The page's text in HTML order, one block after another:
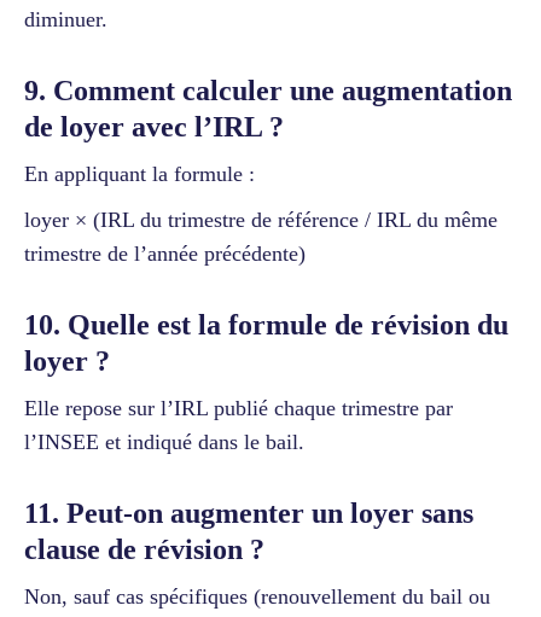
diminuer.
9. Comment calculer une augmentation
de loyer avec l’IRL ?
En appliquant la formule :
loyer × (IRL du trimestre de référence / IRL du même
trimestre de l’année précédente)
10. Quelle est la formule de révision du
loyer ?
Elle repose sur l’IRL publié chaque trimestre par
l’INSEE et indiqué dans le bail.
11. Peut-on augmenter un loyer sans
clause de révision ?
Non, sauf cas spécifiques (renouvellement du bail ou